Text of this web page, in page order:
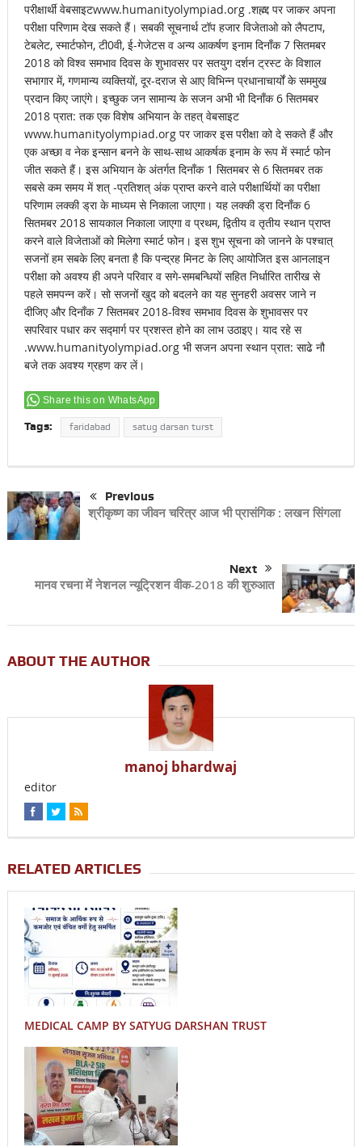
परीक्षार्थी वेबसाइटwww.humanityolympiad.org .शह्म्द्द पर जाकर अपना
परीक्षा परिणाम देख सकते हैं। सबकी सूचनार्थ टॉप हजार विजेताओ को लैपटाप,
टेबलेट, स्मार्टफोन, टी0वी, ई-गेजेटस व अन्य आकर्षण इनाम दिनाँक 7 सितमबर
2018 को विश्व समभाव दिवस के शुभावसर पर सतयुग दर्शन ट्रस्ट के विशाल
सभागार में, गणमान्य व्यक्तियों, दूर-दराज से आए विभिन्न प्रधानाचार्यों के सममुख
प्रदान किए जाएंगे। इच्छुक जन सामान्य के सजन अभी भी दिनाँक 6 सितमबर
2018 प्रात: तक एक विशेष अभियान के तहत् वेबसाइट
www.humanityolympiad.org पर जाकर इस परीक्षा को दे सकते हैं और
एक अच्छा व नेक इन्सान बनने के साथ-साथ आकर्षक इनाम के रूप में स्मार्ट फोन
जीत सकते हैं। इस अभियान के अंतर्गत दिनाँक 1 सितमबर से 6 सितमबर तक
सबसे कम समय में शत् -प्रतिशत् अंक प्राप्त करने वाले परीक्षार्थियों का परीक्षा
परिणाम लक्की ड्रा के माध्यम से निकाला जाएगा। यह लक्की ड्रा दिनाँक 6
सितमबर 2018 सायकाल निकाला जाएगा व प्रथम, द्वितीय व तृतीय स्थान प्राप्त
करने वाले विजेताओं को मिलेगा स्मार्ट फोन। इस शुभ सूचना को जानने के पश्चात्
सजनों हम सबके लिए बनता है कि पन्द्रह मिनट के लिए आयोजित इस आनलाइन
परीक्षा को अवश्य ही अपने परिवार व सगे-समबन्धियों सहित निर्धारित तारीख से
पहले समपन्न करें। सो सजनों खुद को बदलने का यह सुनहरी अवसर जाने न
दीजिए और दिनाँक 7 सितमबर 2018-विश्व समभाव दिवस के शुभावसर पर
सपरिवार पधार कर सद्मार्ग पर प्रशस्त होने का लाभ उठाइए। याद रहे स
.www.humanityolympiad.org भी सजन अपना स्थान प्रात: साढे नौ
बजे तक अवश्य ग्रहण कर लें।
Share this on WhatsApp
Tags: faridabad satug darsan turst
Previous
श्रीकृष्ण का जीवन चरित्र आज भी प्रासंगिक : लखन सिंगला
Next
मानव रचना में नेशनल न्यूट्रिशन वीक-2018 की शुरुआत
ABOUT THE AUTHOR
manoj bhardwaj
editor
RELATED ARTICLES
MEDICAL CAMP BY SATYUG DARSHAN TRUST